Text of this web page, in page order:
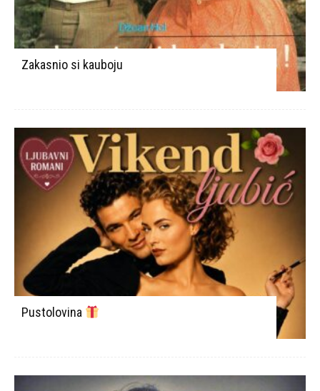
Zakasnio si kauboju
Pustolovina